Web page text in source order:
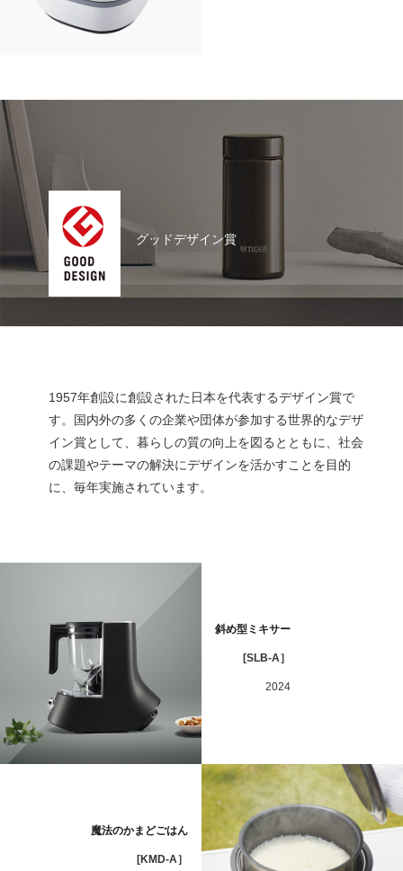
グッドデザイン賞
1957年創設に創設された日本を代表するデザイン賞で
す。国内外の多くの企業や団体が参加する世界的なデザ
イン賞として、暮らしの質の向上を図るとともに、社会
の課題やテーマの解決にデザインを活かすことを目的
に、毎年実施されています。
斜め型ミキサー
[SLB-A］
2024
魔法のかまどごはん
[KMD-A］